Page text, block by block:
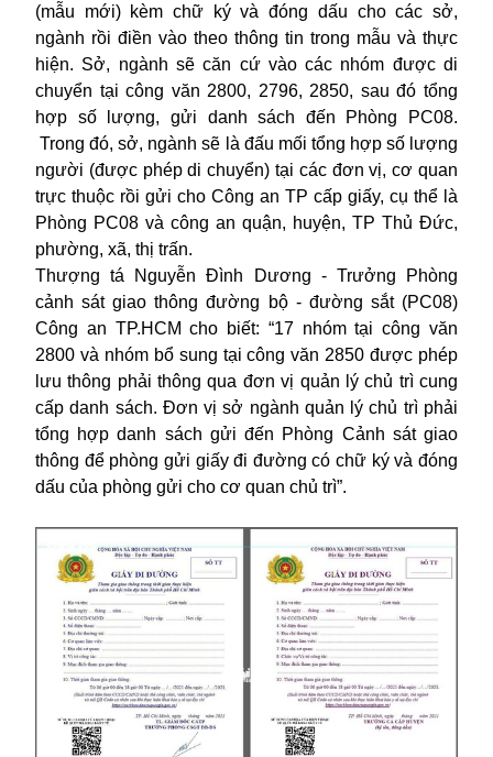
(mẫu mới) kèm chữ ký và đóng dấu cho các sở,
ngành rồi điền vào theo thông tin trong mẫu và thực
hiện. Sở, ngành sẽ căn cứ vào các nhóm được di
chuyển tại công văn 2800, 2796, 2850, sau đó tổng
hợp số lượng, gửi danh sách đến Phòng PC08.
Trong đó, sở, ngành sẽ là đấu mối tổng hợp số lượng
người (được phép di chuyển) tại các đơn vị, cơ quan
trực thuộc rồi gửi cho Công an TP cấp giấy, cụ thể là
Phòng PC08 và công an quận, huyện, TP Thủ Đức,
phường, xã, thị trấn.
Thượng tá Nguyễn Đình Dương - Trưởng Phòng
cảnh sát giao thông đường bộ - đường sắt (PC08)
Công an TP.HCM cho biết: “17 nhóm tại công văn
2800 và nhóm bổ sung tại công văn 2850 được phép
lưu thông phải thông qua đơn vị quản lý chủ trì cung
cấp danh sách. Đơn vị sở ngành quản lý chủ trì phải
tổng hợp danh sách gửi đến Phòng Cảnh sát giao
thông để phòng gửi giấy đi đường có chữ ký và đóng
dấu của phòng gửi cho cơ quan chủ trì”.